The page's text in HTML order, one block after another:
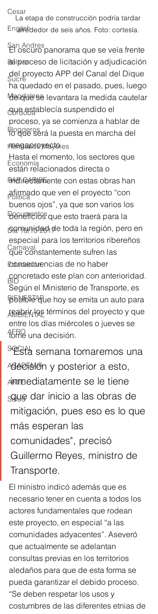
Cesar
English
San Andres
Bolívar
Sucre
Magdalena
Córdoba
Bloggeros
Hermanos Mayores
Economía
RAP CARIBE
Política
Documentos
Día 10/10 2017
Carnaval
Educación
BID
BIENESTAR
AMBIENTAL
AFRO
SOCIAL
ACADEMIA
ARTE
Salud
La etapa de construcción podría tardar
alrededor de seis años. Foto: cortesía.
El oscuro panorama que se veía frente
al proceso de licitación y adjudicación
del proyecto APP del Canal del Dique
ha quedado en el pasado, pues, luego
de que se levantara la medida cautelar
que establecía suspendido el
proceso, ya se comienza a hablar de
lo que será la puesta en marcha del
megaproyecto.
Hasta el momento, los sectores que
están relacionados directa o
indirectamente con estas obras han
afirmado que ven el proyecto “con
buenos ojos”, ya que son varios los
beneficios que esto traerá para la
comunidad de toda la región, pero en
especial para los territorios ribereños
que constantemente sufren las
consecuencias de no haber
concretado este plan con anterioridad.
Según el Ministerio de Transporte, es
posible que hoy se emita un auto para
reabrir los términos del proyecto y que
entre los días miércoles o jueves se
tome una decisión.
"Esta semana tomaremos una
decisión y posterior a esto,
inmediatamente se le tiene
que dar inicio a las obras de
mitigación, pues eso es lo que
más esperan las
comunidades", precisó
Guillermo Reyes, ministro de
Transporte.
El ministro indicó además que es
necesario tener en cuenta a todos los
actores fundamentales que rodean
este proyecto, en especial “a las
comunidades adyacentes”. Aseveró
que actualmente se adelantan
consultas previas en los territorios
aledaños para que de esta forma se
pueda garantizar el debido proceso.
“Se deben respetar los usos y
costumbres de las diferentes etnias de